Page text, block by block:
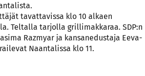
tavattavissa klo 10 alkaen
Teltalla tarjolla grillimakkaraa. SDP:n
Razmyar ja kansanedustaja Eeva-
Naantalissa klo 11.